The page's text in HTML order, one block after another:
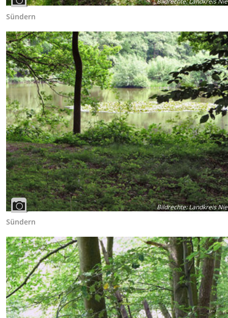
Sündern
Bildrechte:Landkreis
Sündern